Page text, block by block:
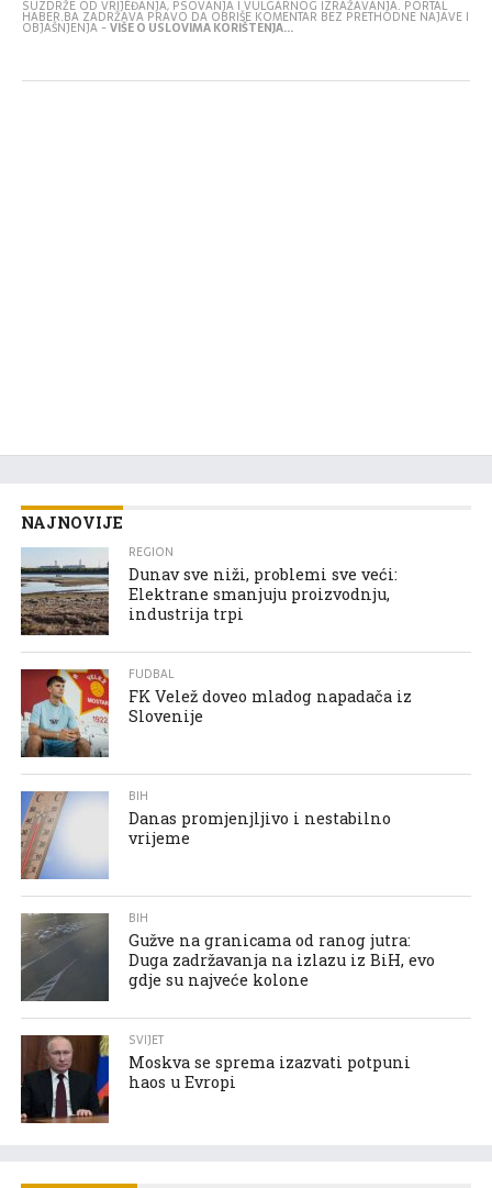
SUZDRŽE OD VRIJEĐANJA, PSOVANJA I VULGARNOG IZRAŽAVANJA. PORTAL
HABER.BA ZADRŽAVA PRAVO DA OBRIŠE KOMENTAR BEZ PRETHODNE NAJAVE I
OBJAŠNJENJA -VIŠE O USLOVIMA KORIŠTENJA...
NAJNOVIJE
REGION
Dunav sve niži, problemi sve veći:
Elektrane smanjuju proizvodnju,
industrija trpi
FUDBAL
FK Velež doveo mladog napadača iz
Slovenije
BIH
Danas promjenjljivo i nestabilno
vrijeme
BIH
Gužve na granicama od ranog jutra:
Duga zadržavanja na izlazu iz BiH, evo
gdje su najveće kolone
SVIJET
Moskva se sprema izazvati potpuni
haos u Evropi